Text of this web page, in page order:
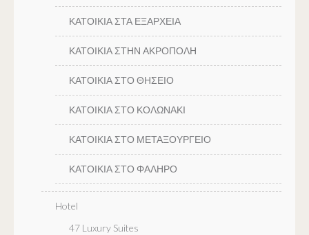
ΚΑΤΟΙΚΙΑ ΣΤΑ ΕΞΑΡΧΕΙΑ
ΚΑΤΟΙΚΙΑ ΣΤΗΝ ΑΚΡΟΠΟΛΗ
ΚΑΤΟΙΚΙΑ ΣΤΟ ΘΗΣΕΙΟ
ΚΑΤΟΙΚΙΑ ΣΤΟ ΚΟΛΩΝΑΚΙ
ΚΑΤΟΙΚΙΑ ΣΤΟ ΜΕΤΑΞΟΥΡΓΕΙΟ
ΚΑΤΟΙΚΙΑ ΣΤΟ ΦΑΛΗΡΟ
Hotel
47 Luxury Suites